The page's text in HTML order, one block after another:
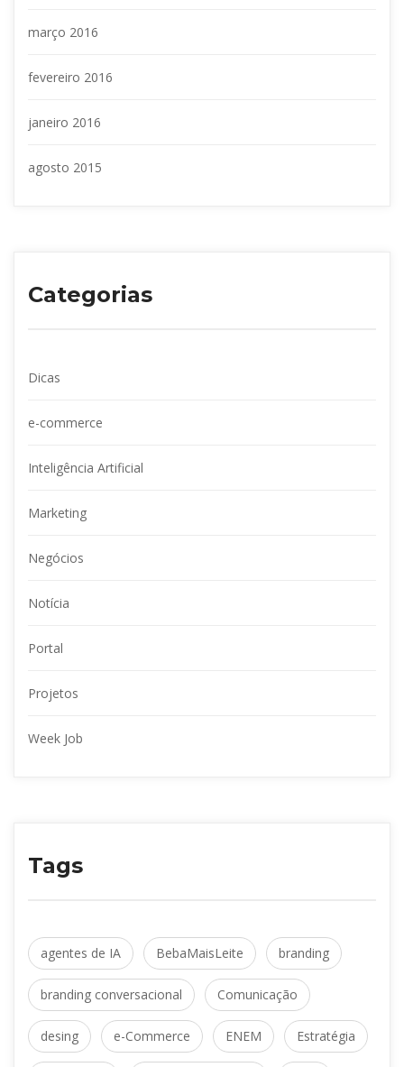
março 2016
fevereiro 2016
janeiro 2016
agosto 2015
Categoria
Dica
e-commerce
Inteligência Artificial
Marketing
Negócio
Notícia
Portal
Projeto
Week Job
Tag
agentes de IA BebaMaisLeite branding
branding conversacional Comunicação
desing e-Commerce ENEM Estratégia